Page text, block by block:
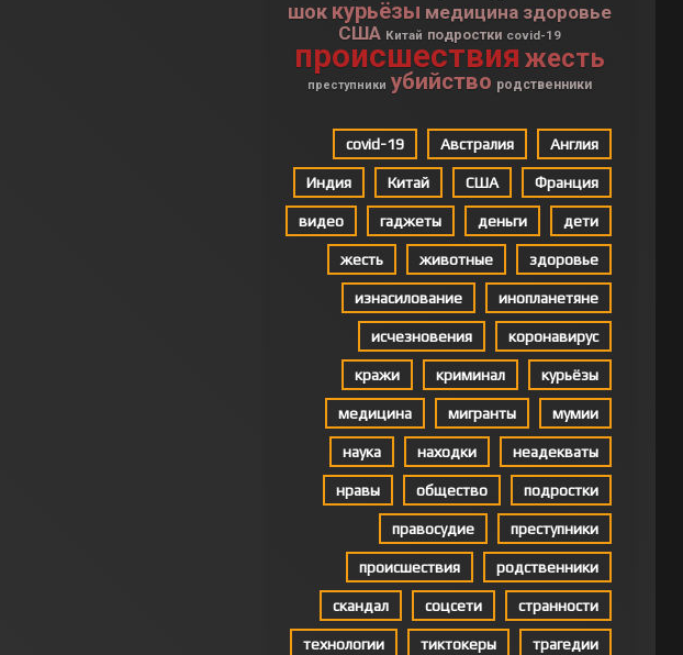
шок курьёзы медицина здоровье
США Китай подростки covid-19
происшествия жесть
преступники убийство родственники
covid-19 Австралия Англия
Индия Китай США Франция
видео гаджеты деньги дети
жесть животные здоровье
изнасилование инопланетяне
исчезновения коронавирус
кражи криминал курьёзы
медицина мигранты мумии
наука находки неадекваты
нравы общество подростки
правосудие преступники
происшествия родственники
скандал соцсети странности
технологии тиктокеры трагедии